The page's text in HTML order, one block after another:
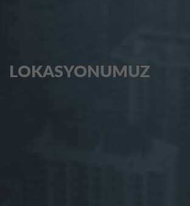
LOKASYONUMUZ